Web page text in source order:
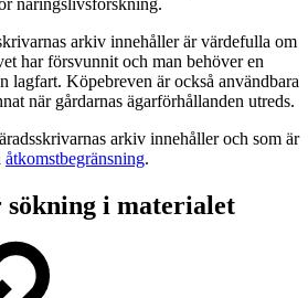
näringslivsforskning.
arkiv innehåller är värdefulla om
har försvunnit och man behöver en
lagfart. Köpebreven är också användbara
när gårdarnas ägarförhållanden utreds.
arkiv innehåller och som är
åtkomstbegränsning.
i materialet